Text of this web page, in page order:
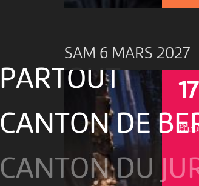
PARTOUT
CANTON DE
CANTON DU
SAM 6 MARS 2027